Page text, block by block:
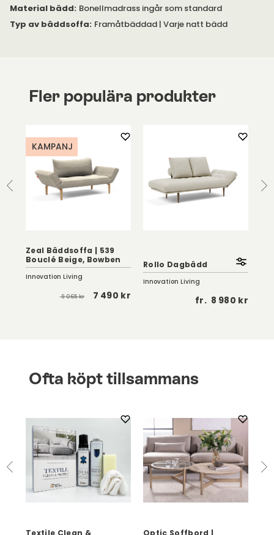
Material bädd: Bonellmadrass ingår som standard
Typ av bäddsoffa: Framåtbäddad | Varje natt bädd
Fler populära produkter
KAMPANJ
Zeal Bäddsoffa | 539
Bouclé Beige, Bowben
Innovation Living
9 065 kr 7 490 kr
Rollo Dagbädd
Innovation Living
fr. 8 980 kr
Ofta köpt tillsammans
Textile Clean & Optic Soffbord |